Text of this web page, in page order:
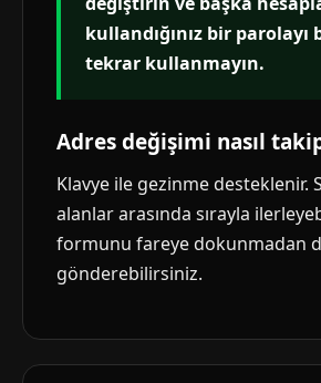
kullandığınız bir parolayı
tekrar kullanmayın.
Adres değişimi nasıl
Klavye ile gezinme desteklenir.
alanlar arasında sırayla
formunu fareye dokunmadan
gönderebilirsiniz.